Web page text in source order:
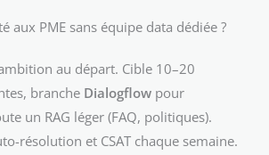
aux PME sans équipe data dédiée ?
au départ. Cible 10–20
branche Dialogflow pour
un RAG léger (FAQ, politiques).
résolution et CSAT chaque semaine.